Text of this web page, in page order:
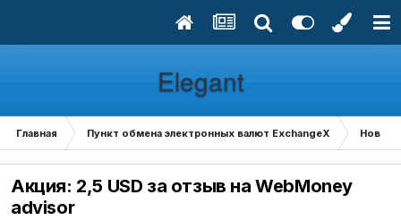
Elegant
Главная Пункт обмена электронных валют ExchangeX
Акция: 2,5 USD за отзыв на WebMoney
advisor